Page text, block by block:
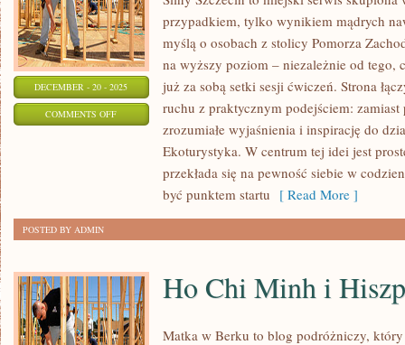
DECEMBER - 20 - 2025
COMMENTS OFFON
KĄPIELISKA
przypadkiem, tylko wynikiem mądrych
myślą o osobach z stolicy Pomorza
na wyższy poziom – niezależnie od tego,
już za sobą setki sesji ćwiczeń. Strona
ruchu z praktycznym podejściem: zamiast
zrozumiałe wyjaśnienia i inspirację do
Ekoturystyka. W centrum tej idei jest
przekłada się na pewność siebie w
być punktem startu [ Read More ]
POSTED BY ADMIN
Ho Chi Minh i
Matka w Berku to blog podróżniczy, który